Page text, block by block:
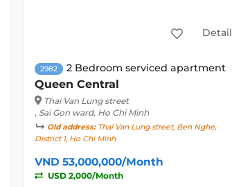
Detail
2982 2 Bedroom serviced apartment
Queen Central
Thai Van Lung street
, Sai Gon ward, Ho Chi Minh
Old address:Thai Van Lung street, Ben Nghe,
District 1, Ho Chi Minh
VND 53,000,000/Month
USD 2,000/Month